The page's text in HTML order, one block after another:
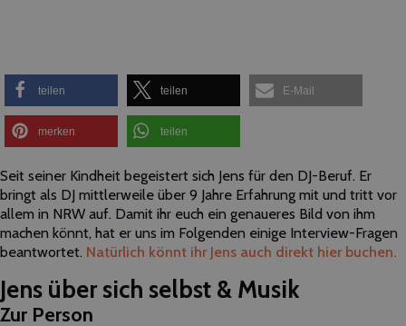
teilen teilen E-Mail
merken teilen
Seit seiner Kindheit begeistert sich Jens für den DJ-Beruf. Er
bringt als DJ mittlerweile über 9 Jahre Erfahrung mit und tritt vor
allem in NRW auf. Damit ihr euch ein genaueres Bild von ihm
machen könnt, hat er uns im Folgenden einige Interview-Fragen
beantwortet. Natürlich könnt ihr Jens auch direkt hier buchen.
Jens über sich selbst & Musik
Zur Person